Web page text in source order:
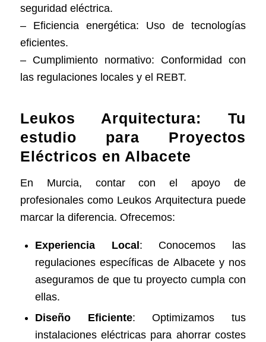
seguridad eléctrica.
– Eficiencia energética: Uso de tecnologías
eficientes.
– Cumplimiento normativo: Conformidad con
las regulaciones locales y el REBT.
Leukos Arquitectura: Tu
estudio para Proyectos
Eléctricos en Albacete
En Murcia, contar con el apoyo de
profesionales como Leukos Arquitectura puede
marcar la diferencia. Ofrecemos:
Experiencia Local : Conocemos las
regulaciones específicas de Albacete y nos
aseguramos de que tu proyecto cumpla con
ellas.
Diseño Eficiente: Optimizamos tus
instalaciones eléctricas para ahorrar costes